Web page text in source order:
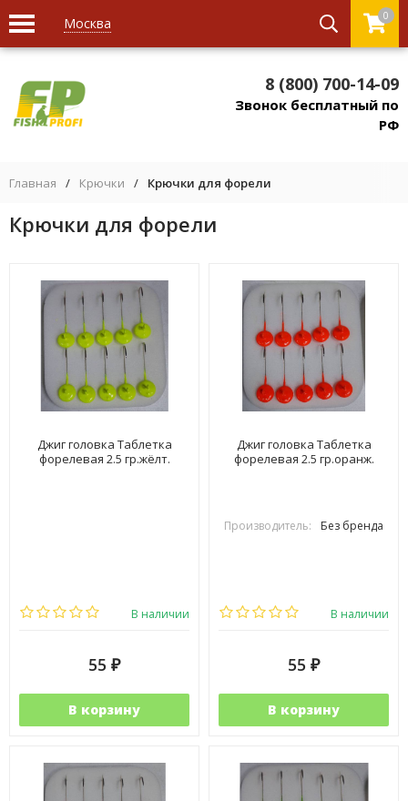
Москва 0
8 (800) 700-14-09
Звонок бесплатный по
РФ
Главная / Крючки / Крючки для форели
Крючки для форели
Джиг головка Таблетка
форелевая 2.5 гр.жёлт.
В наличии
55 ₽
В корзину
Джиг головка Таблетка
форелевая 2.5 гр.оранж.
Производитель: Без бренда
В наличии
55 ₽
В корзину